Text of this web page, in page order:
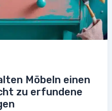
Möbeln einen
zu erfundene